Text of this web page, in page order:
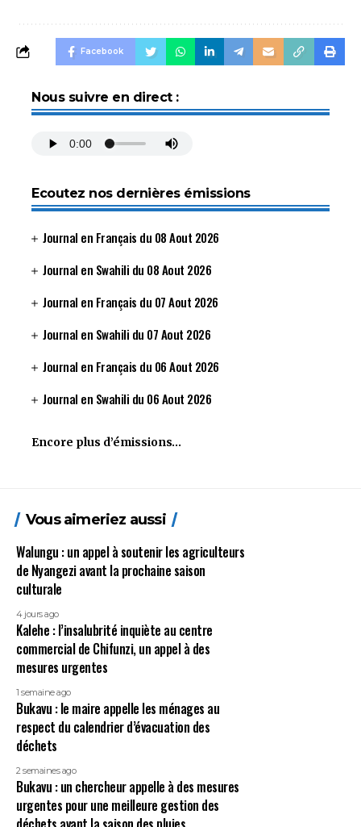
Facebook
Nous suivre en direct :
Ecoutez nos dernières émissions
Journal en Français du 08 Aout 2026
Journal en Swahili du 08 Aout 2026
Journal en Français du 07 Aout 2026
Journal en Swahili du 07 Aout 2026
Journal en Français du 06 Aout 2026
Journal en Swahili du 06 Aout 2026
Encore plus d’émissions…
Vous aimeriez aussi
Walungu : un appel à soutenir les agriculteurs
de Nyangezi avant la prochaine saison
culturale
4 jours ago
Kalehe : l’insalubrité inquiète au centre
commercial de Chifunzi, un appel à des
mesures urgentes
1 semaine ago
Bukavu : le maire appelle les ménages au
respect du calendrier d’évacuation des
déchets
2 semaines ago
Bukavu : un chercheur appelle à des mesures
urgentes pour une meilleure gestion des